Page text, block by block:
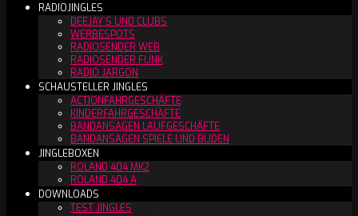
RADIOJINGLES
DEEJAY´S UND CLUBS
WERBESPOTS
RADIOSENDER WEB
RADIOSENDER FUNK
RADIO JARGON
SCHAUSTELLER JINGLES
ACTIONFAHRGESCHÄFTE
KINDERFAHRGESCHÄFTE
BANDANSAGEN LAUFGESCHÄFTE
BANDANSAGEN SPIELE UND BUDEN
JINGLEBOXEN
ROLAND 404 MK2
ROLAND 404 A
DOWNLOADS
TEST JINGLES